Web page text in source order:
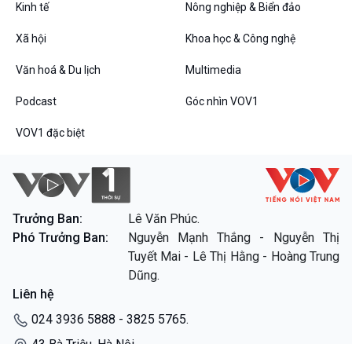
Kinh tế Nông nghiệp & Biển đảo
Xã hội Khoa học & Công nghệ
Văn hoá & Du lịch Multimedia
Podcast Góc nhìn VOV1
VOV1 đặc biệt
Trưởng Ban:
Lê Văn Phúc.
Phó Trưởng Ban:
Nguyễn Mạnh Thắng - Nguyễn Thị
Tuyết Mai - Lê Thị Hằng - Hoàng Trung
Dũng.
Liên hệ
024 3936 5888 - 3825 5765.